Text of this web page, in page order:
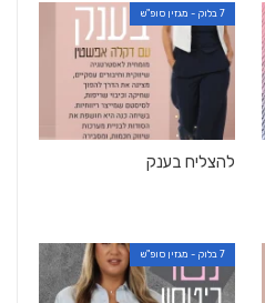
7 בלוק - מגזין סופ"ש
להצליח בענק
7 בלוק - מגזין סופ"ש